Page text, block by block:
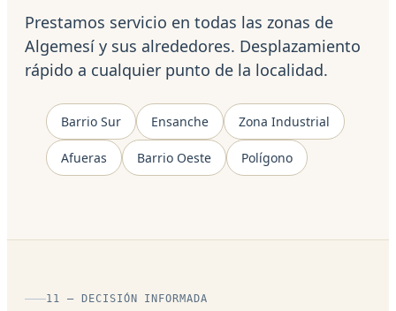
Prestamos servicio en todas las zonas de
Algemesí y sus alrededores. Desplazamiento
rápido a cualquier punto de la localidad.
Barrio Sur Ensanche Zona Industrial
Afueras Barrio Oeste Polígono
11 — DECISIÓN INFORMADA